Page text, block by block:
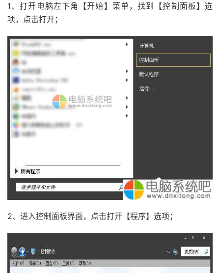
1、打开电脑左下角【开始】菜单，找到【控制面板】选
项，点击打开；
2、进入控制面板界面，点击打开【程序】选项；